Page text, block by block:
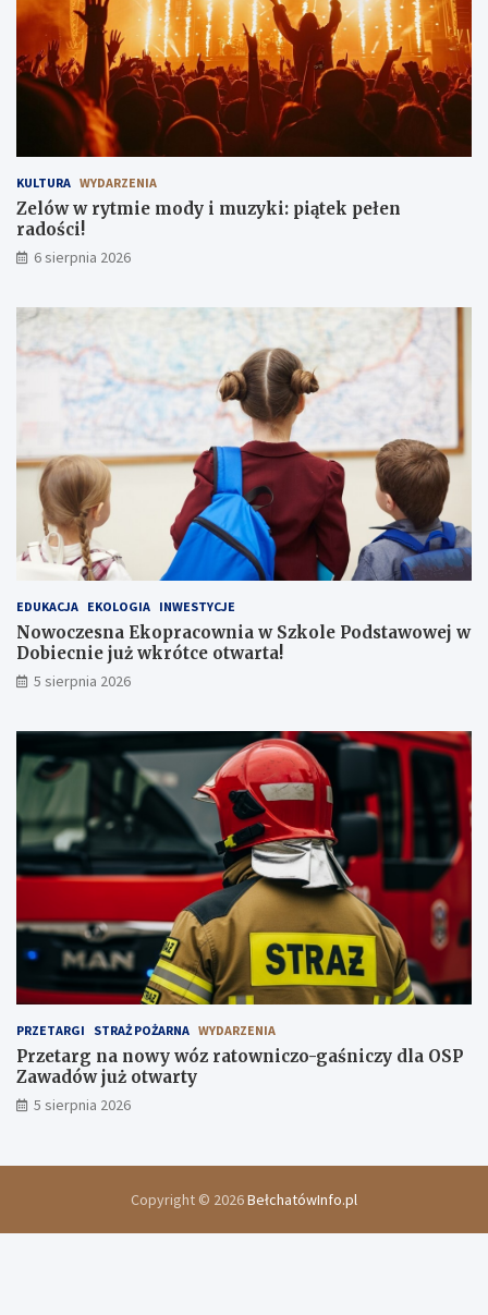
p
i
a
ł
n
r
ś
c
i
!
KULTURA WYDARZENIA
Zelów w rytmie mody i muzyki: piątek pełen
radości!
6 sierpnia 2026
EDUKACJA EKOLOGIA INWESTYCJE
Nowoczesna Ekopracownia w Szkole Podstawowej w
Dobiecnie już wkrótce otwarta!
5 sierpnia 2026
PRZETARGI STRAŻ POŻARNA WYDARZENIA
Przetarg na nowy wóz ratowniczo-gaśniczy dla OSP
Zawadów już otwarty
5 sierpnia 2026
Copyright © 2026BełchatówInfo.pl